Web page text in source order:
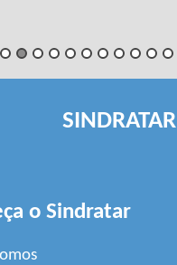
SINDRATAR
o Sindratar